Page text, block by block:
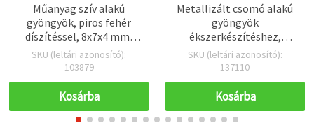
Műanyag szív alakú
gyöngyök, piros fehér
díszítéssel, 8x7x4 mm,
furat: 1 mm, 20 g (~175
db)
SKU (leltári azonosító):
103879
Kosárba
Metallizált csomó alakú
gyöngyök
ékszerkészítéshez,
13,5×12,5 mm, furat: 2,5
mm, ezüst szín, 50 g (~40
SKU (leltári azonosító):
137110
Kosárba